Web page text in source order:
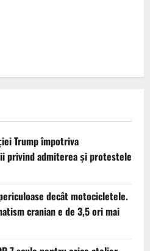
Trump împotriva
admiterea și protestele
decât motocicletele.
cranian e de 3,5 ori mai